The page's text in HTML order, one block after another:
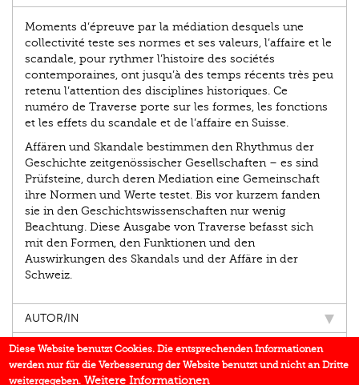
Moments d’épreuve par la médiation desquels une
collectivité teste ses normes et ses valeurs, l’affaire et le
scandale, pour rythmer l’histoire des sociétés
contemporaines, ont jusqu’à des temps récents très peu
retenu l’attention des disciplines historiques. Ce
numéro de Traverse porte sur les formes, les fonctions
et les effets du scandale et de l’affaire en Suisse.
Affären und Skandale bestimmen den Rhythmus der
Geschichte zeitgenössischer Gesellschaften – es sind
Prüfsteine, durch deren Mediation eine Gemeinschaft
ihre Normen und Werte testet. Bis vor kurzem fanden
sie in den Geschichtswissenschaften nur wenig
Beachtung. Diese Ausgabe von Traverse befasst sich
mit den Formen, den Funktionen und den
Auswirkungen des Skandals und der Affäre in der
Schweiz.
AUTOR/IN
EINBLICK
BUCHREIHE
Diese Website benutzt Cookies. Die entsprechenden Informationen
werden nur für die Verbesserung der Website benutzt und nicht an Dritte
weitergegeben. Weitere Informationen